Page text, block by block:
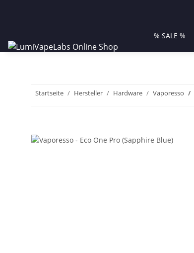
% SALE %
Startseite Hersteller Hardware Vaporesso